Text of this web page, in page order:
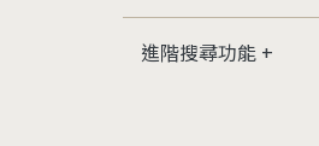
進階搜尋功能